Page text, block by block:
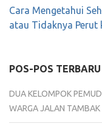
Navigasi
pos
Cara Mengetahui
atau Tidaknya Perut
POS-POS TERBARU
DUA KELOMPOK
WARGA JALAN TAMBAK